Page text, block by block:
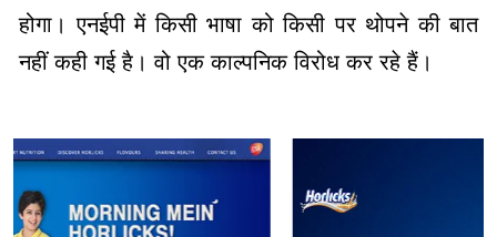
होगा। एनईपी में किसी भाषा को किसी पर थोपने की बात
नहीं कही गई है। वो एक काल्पनिक विरोध कर रहे हैं।